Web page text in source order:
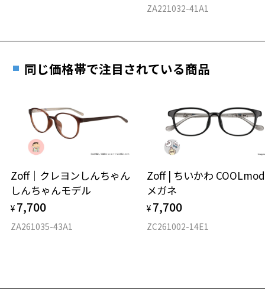
13.3g
※着脱式サングラス：デモレンズ、アタッチメント込みの重さ
タイプ
材質
安心3 かかり具合調整無料
す。
お近くのZoff実店舗にて度数を測定いただけます（無料）。
その際は記入用紙をダウンロードしてお使いください。
ZA221032-41A1
同じ価格帯で注目されている商品
Zoff｜クレヨンしんちゃん
しんちゃんモデル
¥ 7,700
ZA261035-43A1
Zoff | ちいかわ
メガネ
¥ 7,700
ZC261002-14E1